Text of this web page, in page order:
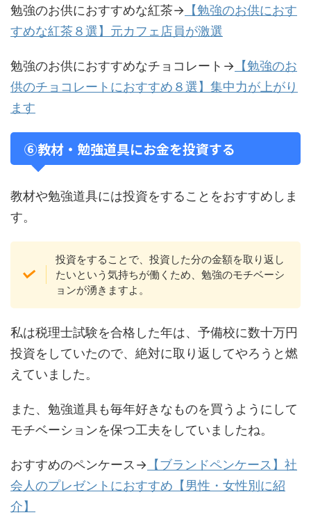
勉強のお供におすすめな紅茶→ 【勉強のお供におす
すめな紅茶８選】元カフェ店員が激選
勉強のお供におすすめなチョコレート→ 【勉強のお
供のチョコレートにおすすめ８選】集中力が上がり
ます
⑥教材・勉強道具にお金を投資する
教材や勉強道具には投資をすることをおすすめしま
す。
投資をすることで、投資した分の金額を取り返し
たいという気持ちが働くため、勉強のモチベーシ
ョンが湧きますよ。
私は税理士試験を合格した年は、予備校に数十万円
投資をしていたので、絶対に取り返してやろうと燃
えていました。
また、勉強道具も毎年好きなものを買うようにして
モチベーションを保つ工夫をしていましたね。
おすすめのペンケース→ 【ブランドペンケース】社
会人のプレゼントにおすすめ【男性・女性別に紹
介】